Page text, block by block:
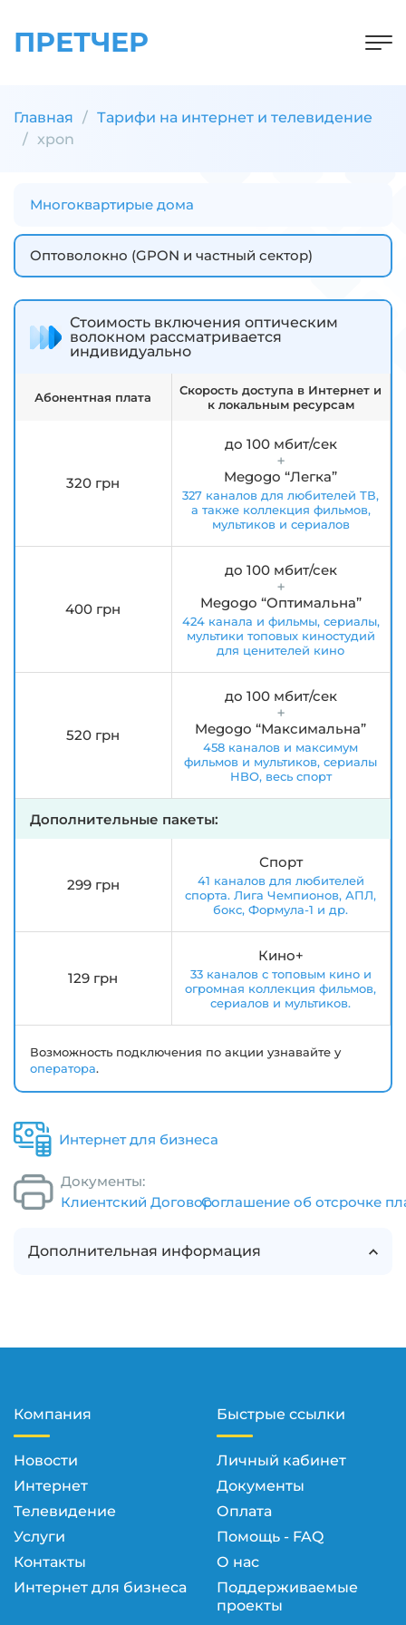
ПРЕТЧЕР
Главная
Тарифи на интернет и телевидение
xpon
Многоквартирые дома
Оптоволокно (GPON и частный сектор)
Стоимость включения оптическим
волокном рассматривается
индивидуально
Абонентная плата
Скорость доступа в Интернет и
к локальным ресурсам
320 грн
до 100 мбит/сек
Megogo “Легка”
327 каналов для любителей ТВ,
а также коллекция фильмов,
мультиков и сериалов
400 грн
до 100 мбит/сек
Megogo “Оптимальна”
424 канала и фильмы, сериалы,
мультики топовых киностудий
для ценителей кино
520 грн
до 100 мбит/сек
Megogo “Максимальна”
458 каналов и максимум
фильмов и мультиков, сериалы
HBO, весь спорт
Дополнительные пакеты:
299 грн
Спорт
41 каналов для любителей
спорта. Лига Чемпионов, АПЛ,
бокс, Формула-1 и др.
129 грн
Кино+
33 каналов с топовым кино и
огромная коллекция фильмов,
сериалов и мультиков.
Возможность подключения по акции узнавайте у
оператора.
Интернет для бизнеса
Документы:
Клиентский ДоговорСоглашение об отсрочке
Дополнительная информация
Компания
Новости
Интернет
Телевидение
Услуги
Контакты
Интернет для бизнеса
Быстрые ссылки
Личный кабинет
Документы
Оплата
Помощь - FAQ
О нас
Поддерживаемые
проекты